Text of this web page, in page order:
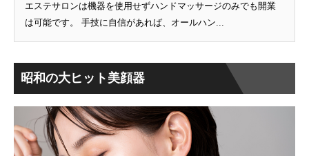
エステサロンは機器を使用せずハンドマッサージのみでも開業
は可能です。 手技に自信があれば、オールハン...
昭和の大ヒット美顔器